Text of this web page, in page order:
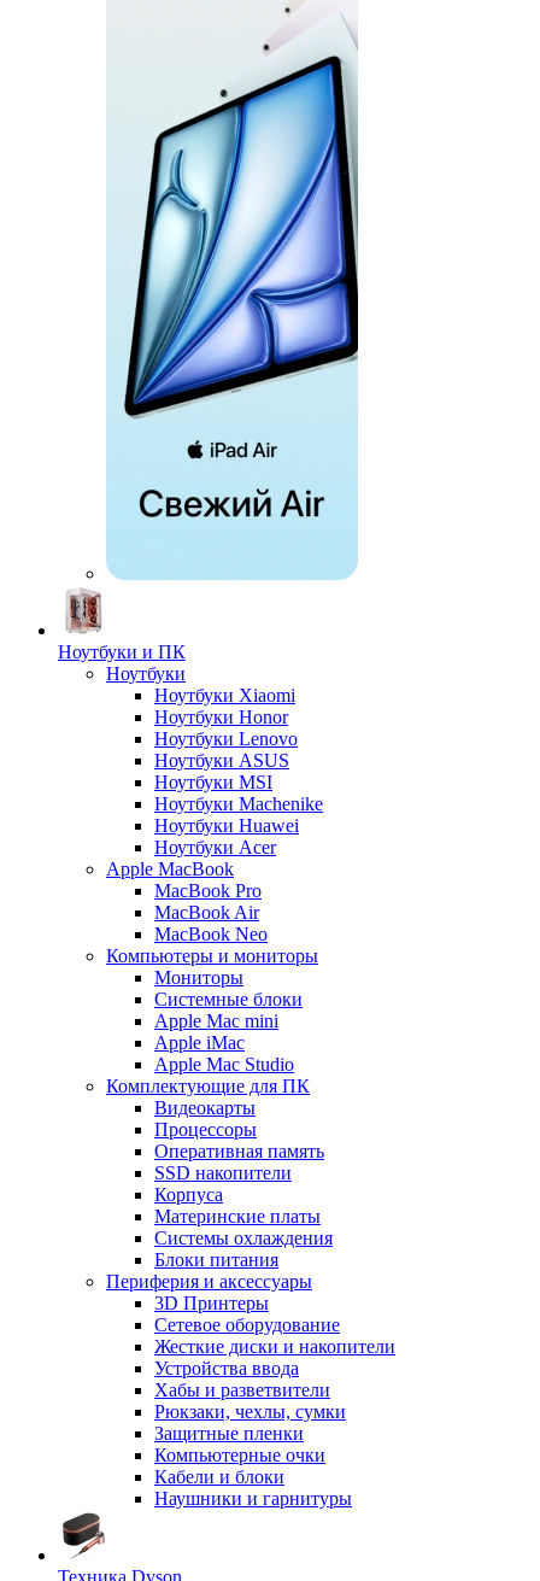
Ноутбуки и ПК
Ноутбуки
Ноутбуки Xiaomi
Ноутбуки Honor
Ноутбуки Lenovo
Ноутбуки ASUS
Ноутбуки MSI
Ноутбуки Machenike
Ноутбуки Huawei
Ноутбуки Acer
Apple MacBook
MacBook Pro
MacBook Air
MacBook Neo
Компьютеры и мониторы
Мониторы
Системные блоки
Apple Mac mini
Apple iMac
Apple Mac Studio
Комплектующие для ПК
Видеокарты
Процессоры
Оперативная память
SSD накопители
Корпуса
Материнские платы
Системы охлаждения
Блоки питания
Периферия и аксессуары
3D Принтеры
Сетевое оборудование
Жесткие диски и накопители
Устройства ввода
Хабы и разветвители
Рюкзаки, чехлы, сумки
Защитные пленки
Компьютерные очки
Кабели и блоки
Наушники и гарнитуры
Техника Dyson